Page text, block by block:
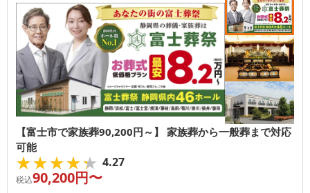
【富士市で家族葬90,200円～】 家族葬から一般葬まで対応
可能
★★★★★
★★★★★ 4.27
税込90,200円〜